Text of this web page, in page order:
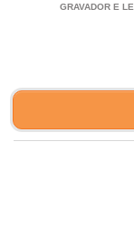
GRAVADOR E